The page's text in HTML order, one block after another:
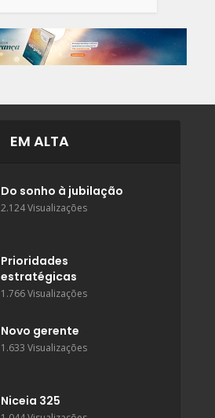
EM ALTA
Do sonho à jubilação
2.124 Visualizações
Prioridades
estratégicas
1.766 Visualizações
Novo gerente
1.633 Visualizações
Niceia 325